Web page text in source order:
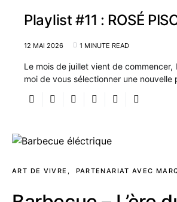
Playlist #11 : ROSÉ
12 MAI 2026 1 MINUTE READ
Le mois de juillet vient de commencer,
moi de vous sélectionner une
ART DE VIVRE PARTENARIAT AVEC